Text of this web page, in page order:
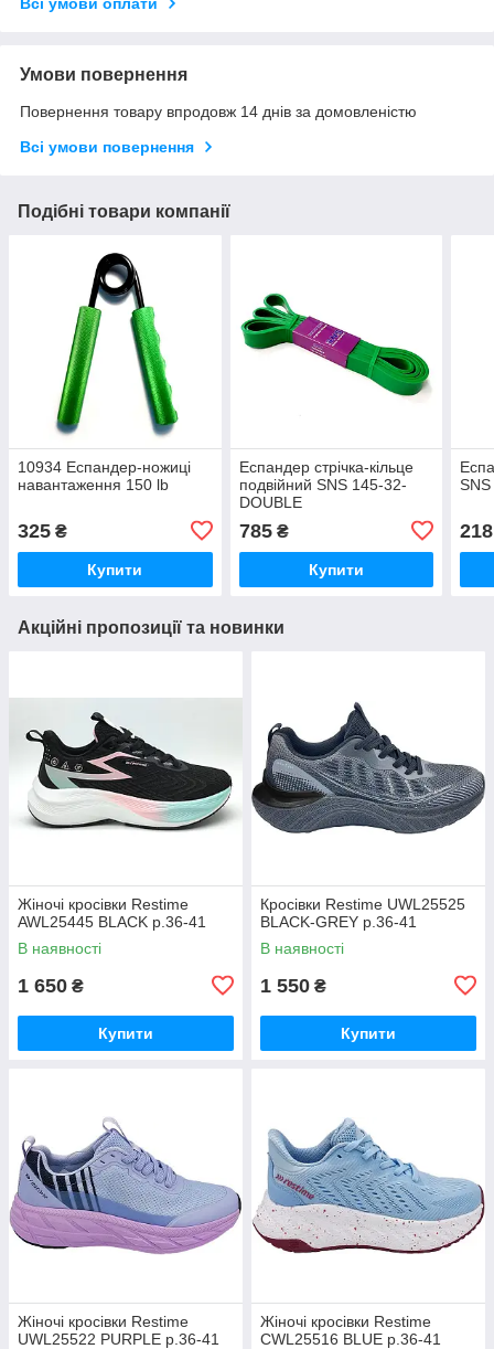
Всі умови оплати
Умови повернення
Повернення товару впродовж 14 днів за домовленістю
Всі умови повернення
Подібні товари компанії
10934 Еспандер-ножиці
навантаження 150 lb
325 ₴
Купити
Еспандер стрічка-кільце
подвійний SNS 145-32-
DOUBLE
785₴
Купити
218
Акційні пропозиції та новинки
Жіночі кросівки Restime
AWL25445 BLACK р.36-41
В наявності
1 650 ₴
Купити
Кросівки Restime UWL25525
BLACK-GREY р.36-41
В наявності
1 550 ₴
Купити
Жіночі кросівки Restime
UWL25522 PURPLE р.36-41
Жіночі кросівки Restime
CWL25516 BLUE р.36-41